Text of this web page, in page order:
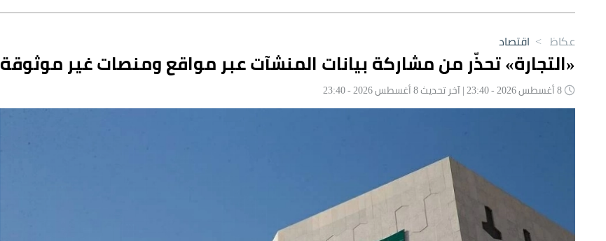
عكاظ > اقتصاد
«التجارة» تحذّر من مشاركة بيانات المنشآت عبر مواقع ومنصات غير موثوقة